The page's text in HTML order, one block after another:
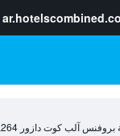
بروفنس آلب كوت دازور